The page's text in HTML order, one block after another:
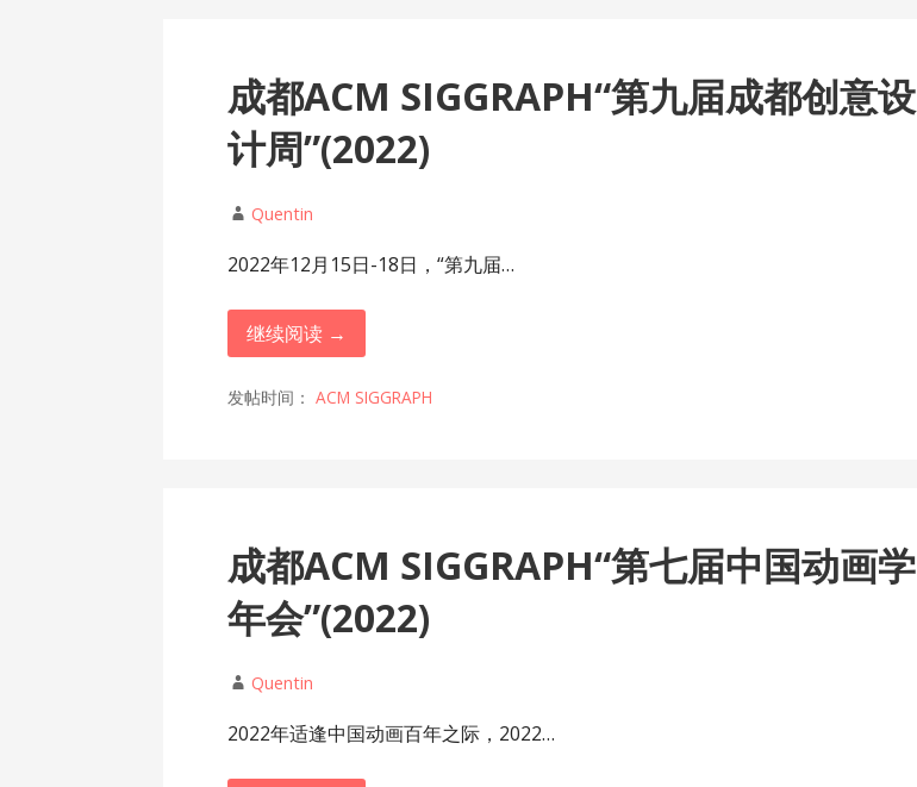
成都ACM SIGGRAPH“第九届成都创意设
计周”(2022)
Quentin
2022年12月15日-18日，“第九届…
继续阅读 →
发帖时间：ACM SIGGRAPH
成都ACM SIGGRAPH“第七届中国动画学
年会”(2022)
Quentin
2022年适逢中国动画百年之际，2022…